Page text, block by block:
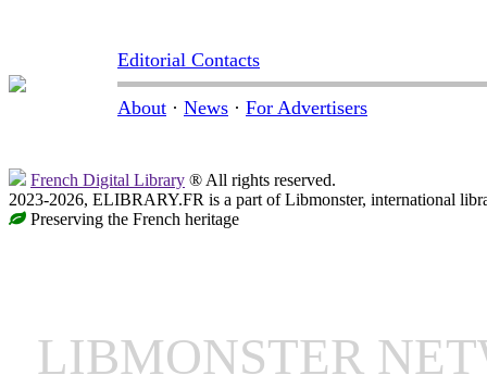
Editorial Contacts
About · News · For Advertisers
French Digital Library ® All rights reserved.
2023-2026, ELIBRARY.FR is a part of Libmonster, international
Preserving the French heritage
LIBMONSTER